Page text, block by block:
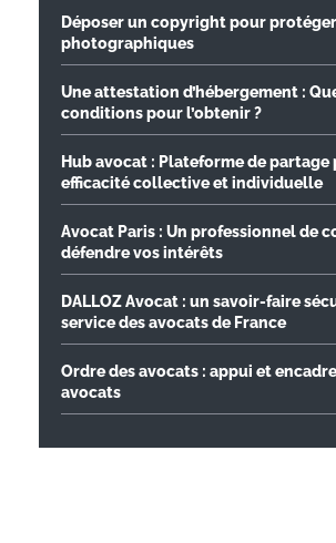
Déposer un copyright pour
photographiques
Une attestation d’hébergement :
conditions pour l’obtenir ?
Hub avocat : Plateforme de partage
efficacité collective et individuelle
Avocat Paris : Un professionnel de
défendre vos intérêts
DALLOZ Avocat : un savoir-faire
service des avocats de France
Ordre des avocats : appui et
avocats